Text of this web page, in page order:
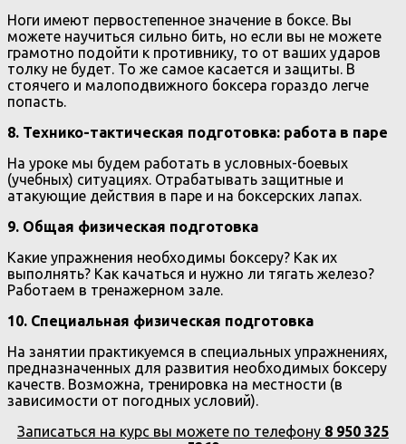
Ноги имеют первостепенное значение в боксе. Вы
можете научиться сильно бить, но если вы не можете
грамотно подойти к противнику, то от ваших ударов
толку не будет. То же самое касается и защиты. В
стоячего и малоподвижного боксера гораздо легче
попасть.
8. Технико-тактическая подготовка: работа в паре
На уроке мы будем работать в условных-боевых
(учебных) ситуациях. Отрабатывать защитные и
атакующие действия в паре и на боксерских лапах.
9. Общая физическая подготовка
Какие упражнения необходимы боксеру? Как их
выполнять? Как качаться и нужно ли тягать железо?
Работаем в тренажерном зале.
10. Специальная физическая подготовка
На занятии практикуемся в специальных упражнениях,
предназначенных для развития необходимых боксеру
качеств. Возможна, тренировка на местности (в
зависимости от погодных условий).
Записаться на курс вы можете по телефону 8 950 325